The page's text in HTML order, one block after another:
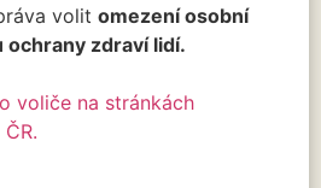
volit omezení osobní
ochrany zdraví lidí.
voliče na stránkách